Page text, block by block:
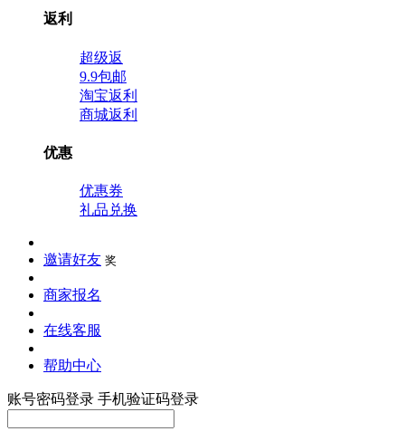
返利
超级返
9.9包邮
淘宝返利
商城返利
优惠
优惠券
礼品兑换
邀请好友 奖
商家报名
在线客服
帮助中心
账号密码登录 手机验证码登录